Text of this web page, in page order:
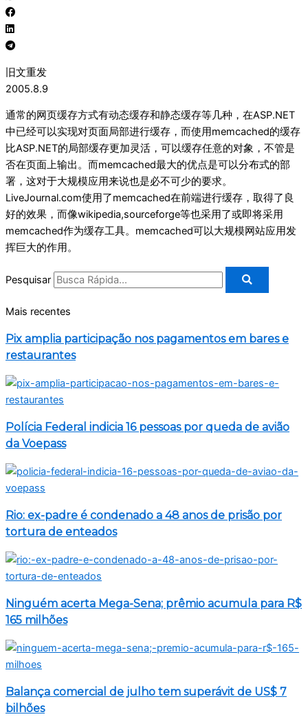
旧文重发
2005.8.9
通常的网页缓存方式有动态缓存和静态缓存等几种，在ASP.NET
中已经可以实现对页面局部进行缓存，而使用memcached的缓存
比ASP.NET的局部缓存更加灵活，可以缓存任意的对象，不管是
否在页面上输出。而memcached最大的优点是可以分布式的部
署，这对于大规模应用来说也是必不可少的要求。
LiveJournal.com使用了memcached在前端进行缓存，取得了良
好的效果，而像wikipedia,sourceforge等也采用了或即将采用
memcached作为缓存工具。memcached可以大规模网站应用发
挥巨大的作用。
Pesquisar
Mais recentes
Pix amplia participação nos pagamentos em bares e
restaurantes
Polícia Federal indicia 16 pessoas por queda de avião
da Voepass
Rio: ex-padre é condenado a 48 anos de prisão por
tortura de enteados
Ninguém acerta Mega-Sena; prêmio acumula para R$
165 milhões
Balança comercial de julho tem superávit de US$ 7
bilhões